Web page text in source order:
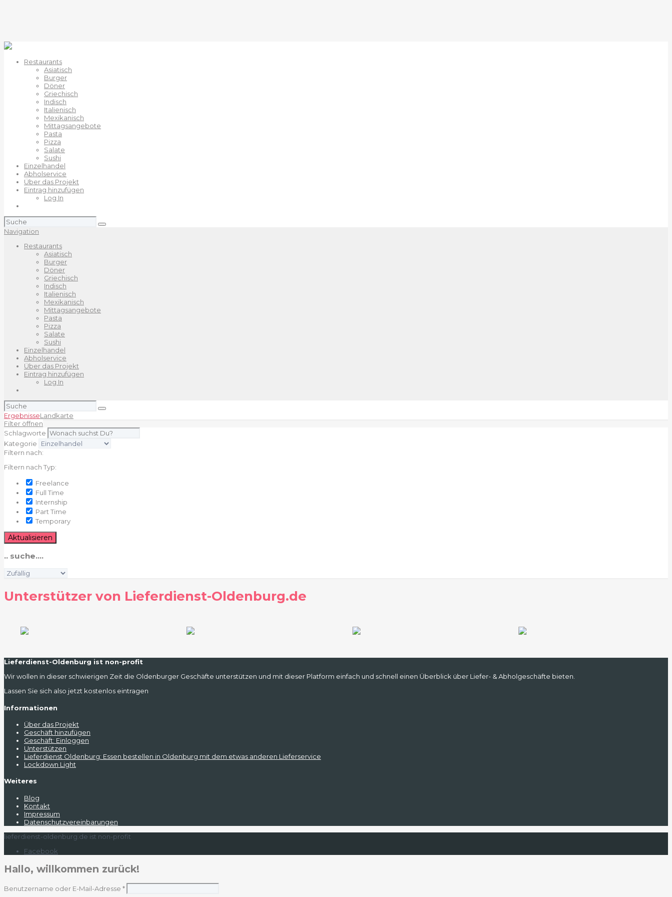
Restaurants
Asiatisch
Burger
Döner
Griechisch
Indisch
Italienisch
Mexikanisch
Mittagsangebote
Pasta
Pizza
Salate
Sushi
Einzelhandel
Abholservice
Über das Projekt
Eintrag hinzufügen
Log In
Suchen
nach:
Navigation
Restaurants
Asiatisch
Burger
Döner
Griechisch
Indisch
Italienisch
Mexikanisch
Mittagsangebote
Pasta
Pizza
Salate
Sushi
Einzelhandel
Abholservice
Über das Projekt
Eintrag hinzufügen
Log In
Suchen
nach:
ErgebnisseLandkarte
Filter öffnen
Schlagworte
Kategorie
Filtern nach:
Filtern nach Typ:
Freelance
Full Time
Internship
Part Time
Temporary
Aktualisieren
.. suche....
Sortieren
Unterstützer von Lieferdienst-Oldenburg.de
Lieferdienst-Oldenburg ist non-profit
Wir wollen in dieser schwierigen Zeit die Oldenburger Geschäfte unterstützen und mit dieser Platform einfach und schnell einen Überblick über Liefer- & Abholgeschäfte bieten.
Lassen Sie sich also jetzt kostenlos eintragen
Informationen
Über das Projekt
Geschäft hinzufügen
Geschäft: Einloggen
Unterstützen
Lieferdienst Oldenburg: Essen bestellen in Oldenburg mit dem etwas anderen Lieferservice
Lockdown Light
Weiteres
Blog
Kontakt
Impressum
Datenschutzvereinbarungen
lieferdienst-oldenburg.de ist non-profit
Facebook
Hallo, willkommen zurück!
Benutzername oder E-Mail-Adresse *